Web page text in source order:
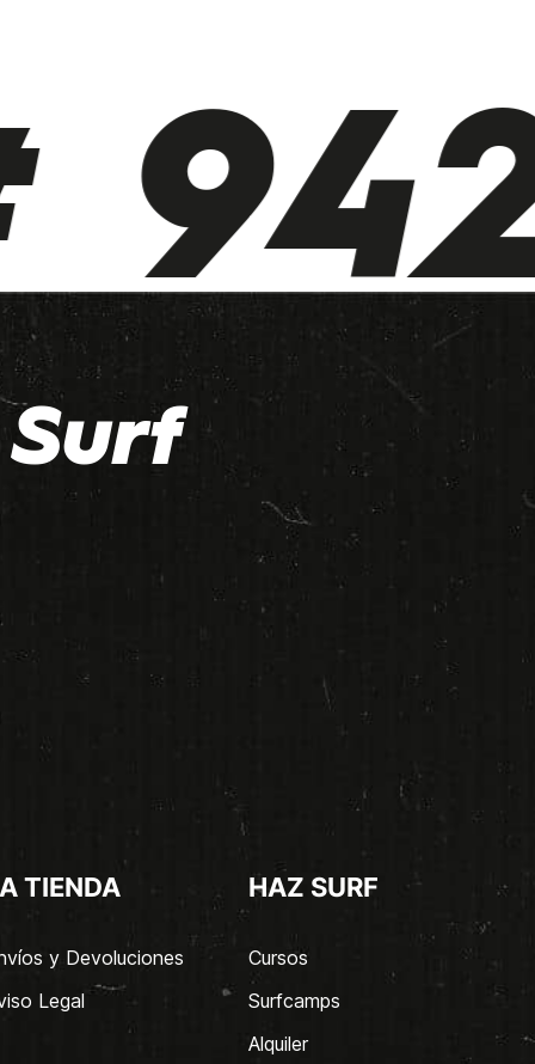
TIENDA
y Devoluciones
Legal
HAZ SURF
Cursos
Surfcamps
Alquiler